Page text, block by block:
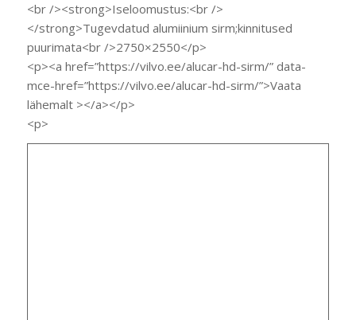
<br /><strong>Iseloomustus:<br />
</strong>Tugevdatud alumiinium sirm;kinnitused
puurimata<br />2750×2550</p>
<p><a href=”https://vilvo.ee/alucar-hd-sirm/” data-
mce-href=”https://vilvo.ee/alucar-hd-sirm/”>Vaata
lähemalt ></a></p>
<p>